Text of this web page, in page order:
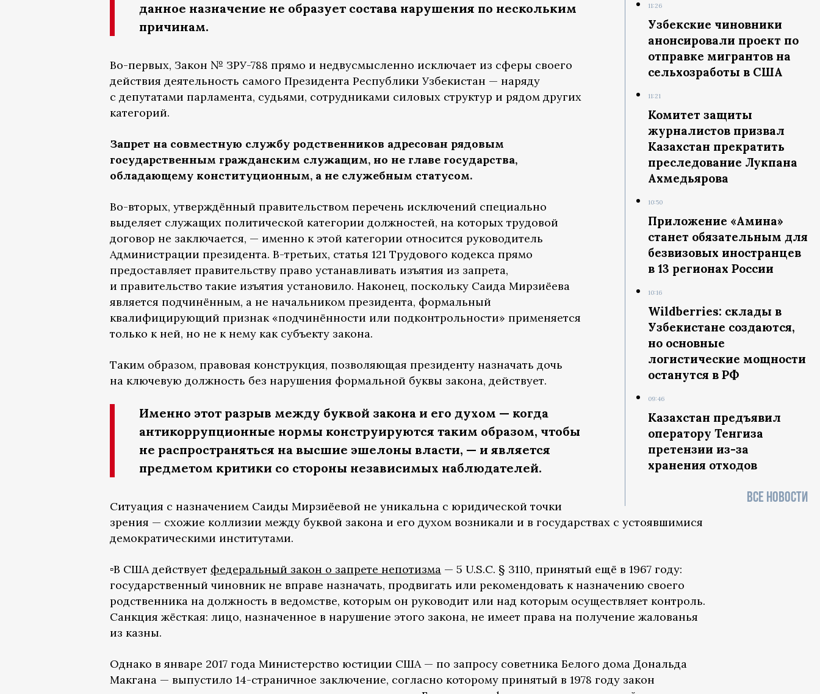
11:26
Узбекские чиновники
анонсировали проект по
отправке мигрантов на
сельхозработы в США
11:21
Комитет защиты
журналистов призвал
Казахстан прекратить
преследование Лукпана
Ахмедьярова
10:50
Приложение «Амина»
станет обязательным для
безвизовых иностранцев
в 13 регионах России
10:16
Wildberries: склады в
Узбекистане создаются,
но основные
логистические мощности
останутся в РФ
09:46
Казахстан предъявил
оператору Тенгиза
претензии из-за
хранения отходов
ВСЕ НОВОСТИ
данное назначение не образует состава нарушения по нескольким
причинам.
Во-первых, Закон № ЗРУ-788 прямо и недвусмысленно исключает из сферы своего
действия деятельность самого Президента Республики Узбекистан — наряду
с депутатами парламента, судьями, сотрудниками силовых структур и рядом других
категорий.
Запрет на совместную службу родственников адресован рядовым
государственным гражданским служащим, но не главе государства,
обладающему конституционным, а не служебным статусом.
Во-вторых, утверждённый правительством перечень исключений специально
выделяет служащих политической категории должностей, на которых трудовой
договор не заключается, — именно к этой категории относится руководитель
Администрации президента. В-третьих, статья 121 Трудового кодекса прямо
предоставляет правительству право устанавливать изъятия из запрета,
и правительство такие изъятия установило. Наконец, поскольку Саида Мирзиёева
является подчинённым, а не начальником президента, формальный
квалифицирующий признак «подчинённости или подконтрольности» применяется
только к ней, но не к нему как субъекту закона.
Таким образом, правовая конструкция, позволяющая президенту назначать дочь
на ключевую должность без нарушения формальной буквы закона, действует.
Именно этот разрыв между буквой закона и его духом — когда
антикоррупционные нормы конструируются таким образом, чтобы
не распространяться на высшие эшелоны власти, — и является
предметом критики со стороны независимых наблюдателей.
Ситуация с назначением Саиды Мирзиёевой не уникальна с юридической точки
зрения — схожие коллизии между буквой закона и его духом возникали и в государствах с устоявшимися
демократическими институтами.
▫️В США действует федеральный закон о запрете непотизма — 5 U.S.C. § 3110, принятый ещё в 1967 году:
государственный чиновник не вправе назначать, продвигать или рекомендовать к назначению своего
родственника на должность в ведомстве, которым он руководит или над которым осуществляет контроль.
Санкция жёсткая: лицо, назначенное в нарушение этого закона, не имеет права на получение жалованья
из казны.
Однако в январе 2017 года Министерство юстиции США — по запросу советника Белого дома Дональда
Макгана — выпустило 14-страничное заключение, согласно которому принятый в 1978 году закон